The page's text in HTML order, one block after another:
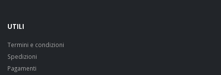
UTILI
Termini e condizioni
Spedizioni
Pagamenti